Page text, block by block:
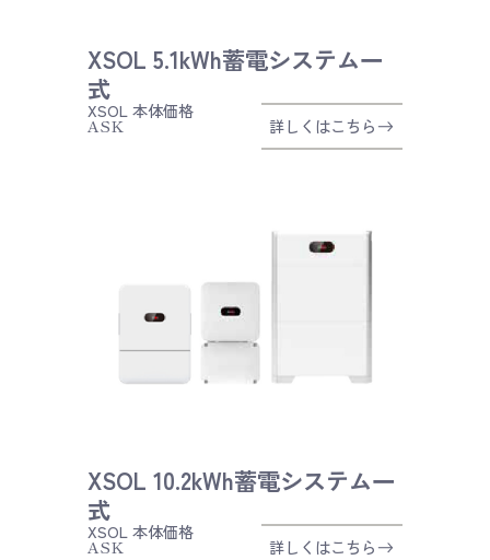
XSOL 5.1kWh蓄電システム一
式
XSOL 本体価格
ASK 詳しくはこちら
XSOL 10.2kWh蓄電システム一
式
XSOL 本体価格
ASK 詳しくはこちら